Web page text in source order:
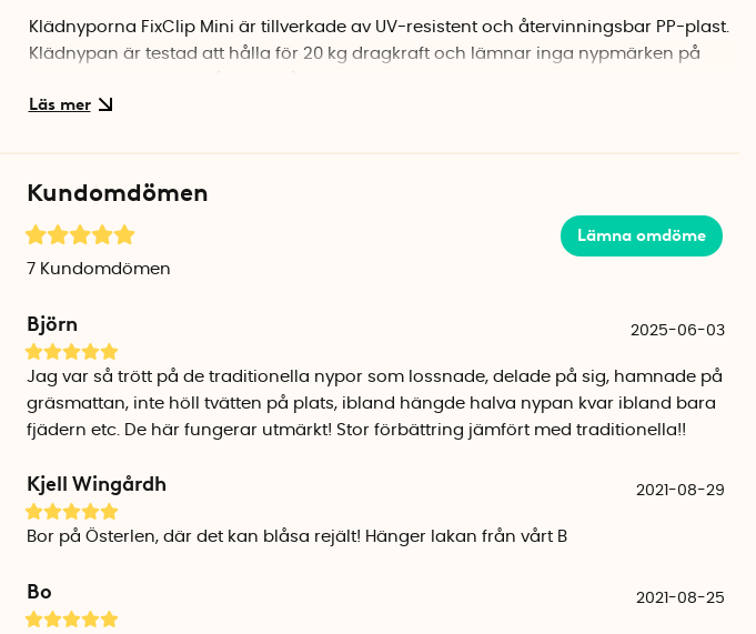
Klädnyporna FixClip Mini är tillverkade av UV-resistent och återvinningsbar PP-plast.
Klädnypan är testad att hålla för 20 kg dragkraft och lämnar inga nypmärken på
Kundomdömen
Lämna omdöme
7 Kundomdömen
Björn 2025-06-03
Jag var så trött på de traditionella nypor som lossnade, delade på sig, hamnade på
gräsmattan, inte höll tvätten på plats, ibland hängde halva nypan kvar ibland bara
fjädern etc. De här fungerar utmärkt! Stor förbättring jämfört med traditionella!!
Kjell Wingårdh 2021-08-29
Bor på Österlen, där det kan blåsa rejält! Hänger lakan från vårt B
Bo 2021-08-25